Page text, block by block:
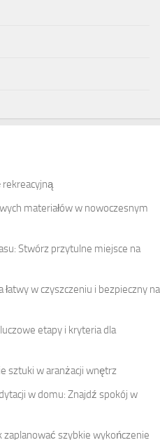
rekreacyjną
materiałów w nowoczesnym
Stwórz przytulne miejsce na
w czyszczeniu i bezpieczny na
etapy i kryteria dla
sztuki w aranżacji wnętrz
w domu: Znajdź spokój w
zaplanować szybkie wykończenie